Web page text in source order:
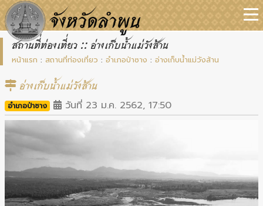
สถานที่ท่องเที่ยว :: อ่างเก็บน้ำแม่วังส้าน
หน้าแรก : สถานที่ท่องเที่ยว : อำเภอป่าซาง : อ่างเก็บน้ำแม่วังส้าน
อ่างเก็บน้ำแม่วังส้าน
อำเภอป่าซาง วันที่ 23 ม.ค. 2562, 17:50